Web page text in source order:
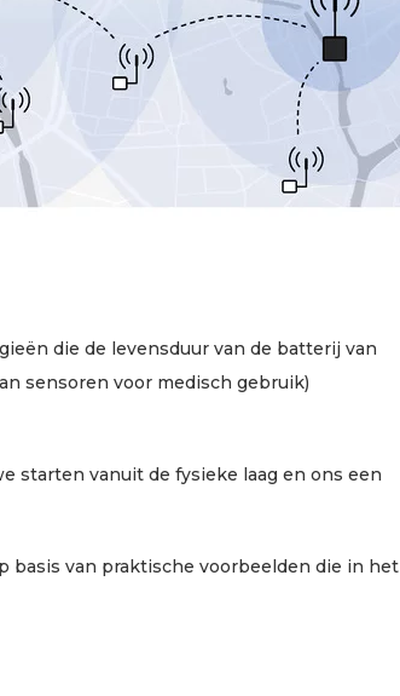
die de levensduur van de batterij van
sensoren voor medisch gebruik)
starten vanuit de fysieke laag en ons een
basis van praktische voorbeelden die in het